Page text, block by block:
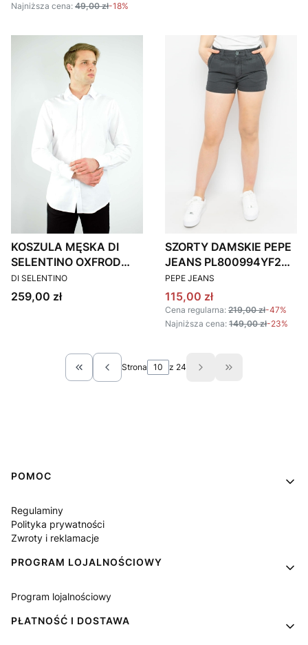
Najniższa cena: 49,00 zł-18%
KOSZULA MĘSKA DI
SELENTINO OXFROD
SLIM FIT
PRODUCENT
DI SELENTINO
Cena
259,00 zł
SZORTY DAMSKIE PEPE
JEANS PL800994YF2
GRAFITOWE
PRODUCENT
PEPE JEANS
Cena promocyjna
115,00 zł
Cena regularna: 219,00 zł-47%
Najniższa cena: 149,00 zł-23%
Wróć do pierwszej strony z produktami
Strona z 24 Przejdź do
Linki w stopce
POMOC
Regulaminy
Polityka prywatności
Zwroty i reklamacje
PROGRAM LOJALNOŚCIOWY
Program lojalnościowy
PŁATNOŚĆ I DOSTAWA